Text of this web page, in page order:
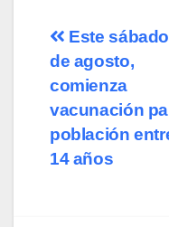
de
entradas
Este
de agosto,
comienza
vacunación
población
14 años